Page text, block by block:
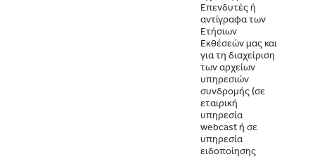
Επενδυτές ή
αντίγραφα των
Ετήσιων
Εκθέσεών μας και
για τη διαχείριση
των αρχείων
υπηρεσιών
συνδρομής (σε
εταιρική
υπηρεσία
webcast ή σε
υπηρεσία
ειδοποίησης